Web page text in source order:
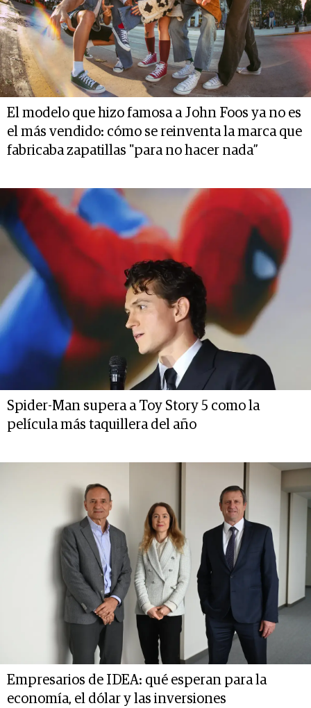
El modelo que hizo famosa a John Foos ya no es
el más vendido: cómo se reinventa la marca que
fabricaba zapatillas "para no hacer nada”
Spider-Man supera a Toy Story 5 como la
película más taquillera del año
Empresarios de IDEA: qué esperan para la
economía, el dólar y las inversiones